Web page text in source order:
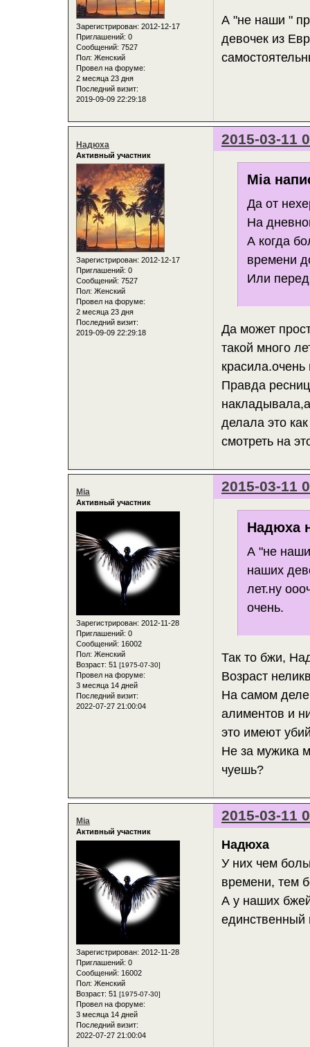
Зарегистрирован: 2012-12-17
Приглашений: 0
Сообщений: 7527
Пол: Женский
Провел на форуме:
2 месяца 23 дня
Последний визит:
2019-09-09 22:29:18
А "не наши "
девочек из
2015-03-11
Надюха
Активный участник
Зарегистрирован: 2012-12-17
Приглашений: 0
Сообщений: 7527
Пол: Женский
Провел на форуме:
2 месяца 23 дня
Последний визит:
2019-09-09 22:29:18
Mia
Да от
На
А когда
времени
Или
Да может
такой много
Правда
делала это
смотреть на
2015-03-11
Mia
Активный участник
Зарегистрирован: 2012-11-28
Приглашений: 0
Сообщений: 16002
Пол: Женский
Возраст: 51 [1975-07-30]
Провел на форуме:
3 месяца 14 дней
Последний визит:
2022-07-27 21:00:04
Надюха
А "не
наших
лет.ну
очень.
Так то бжи,
Возраст
На самом деле
алиментов и
это имеют
Не за мужика
чуешь?
2015-03-11
Mia
Активный участник
Зарегистрирован: 2012-11-28
Приглашений: 0
Сообщений: 16002
Пол: Женский
Возраст: 51 [1975-07-30]
Провел на форуме:
3 месяца 14 дней
Последний визит:
2022-07-27 21:00:04
Надюха
У них чем
времени, тем
А у наших
единственный